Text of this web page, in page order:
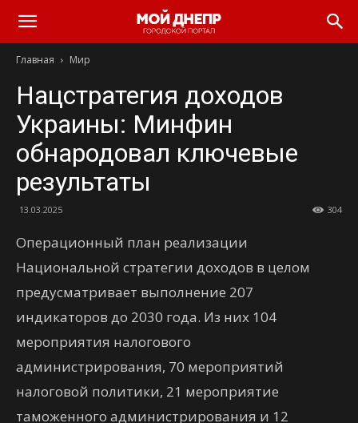
Главная Мир
Нацстратегия доходов
Украины: Минфин
обнародовал ключевые
результаты
13.03.2025 304
Операционный план реализации
Национальной стратегии доходов в целом
предусматривает выполнение 207
индикаторов до 2030 года. Из них 104
мероприятия налогового
администрирования, 70 мероприятий
налоговой политики, 21 мероприятие
таможенного администрирования и 12